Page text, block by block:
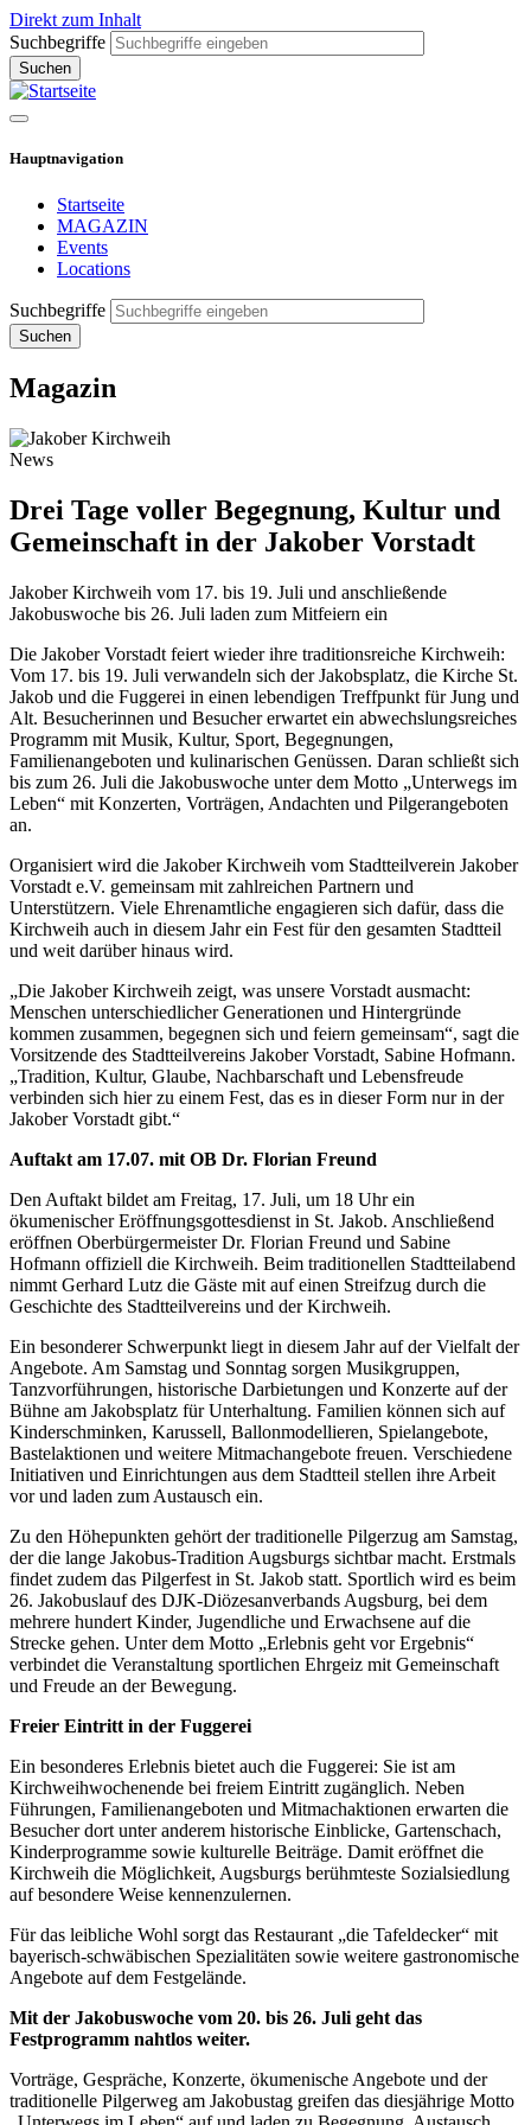
Direkt zum Inhalt
Suchbegriffe
Hauptnavigation
Startseite
MAGAZIN
Events
Locations
Suchbegriffe
Magazin
News
Drei Tage voller Begegnung, Kultur und
Gemeinschaft in der Jakober Vorstadt
Jakober Kirchweih vom 17. bis 19. Juli und anschließende
Jakobuswoche bis 26. Juli laden zum Mitfeiern ein
Die Jakober Vorstadt feiert wieder ihre traditionsreiche Kirchweih:
Vom 17. bis 19. Juli verwandeln sich der Jakobsplatz, die Kirche St.
Jakob und die Fuggerei in einen lebendigen Treffpunkt für Jung und
Alt. Besucherinnen und Besucher erwartet ein abwechslungsreiches
Programm mit Musik, Kultur, Sport, Begegnungen,
Familienangeboten und kulinarischen Genüssen. Daran schließt sich
bis zum 26. Juli die Jakobuswoche unter dem Motto „Unterwegs im
Leben“ mit Konzerten, Vorträgen, Andachten und Pilgerangeboten
an.
Organisiert wird die Jakober Kirchweih vom Stadtteilverein Jakober
Vorstadt e.V. gemeinsam mit zahlreichen Partnern und
Unterstützern. Viele Ehrenamtliche engagieren sich dafür, dass die
Kirchweih auch in diesem Jahr ein Fest für den gesamten Stadtteil
und weit darüber hinaus wird.
„Die Jakober Kirchweih zeigt, was unsere Vorstadt ausmacht:
Menschen unterschiedlicher Generationen und Hintergründe
kommen zusammen, begegnen sich und feiern gemeinsam“, sagt die
Vorsitzende des Stadtteilvereins Jakober Vorstadt, Sabine Hofmann.
„Tradition, Kultur, Glaube, Nachbarschaft und Lebensfreude
verbinden sich hier zu einem Fest, das es in dieser Form nur in der
Jakober Vorstadt gibt.“
Auftakt am 17.07. mit OB Dr. Florian Freund
Den Auftakt bildet am Freitag, 17. Juli, um 18 Uhr ein
ökumenischer Eröffnungsgottesdienst in St. Jakob. Anschließend
eröffnen Oberbürgermeister Dr. Florian Freund und Sabine
Hofmann offiziell die Kirchweih. Beim traditionellen Stadtteilabend
nimmt Gerhard Lutz die Gäste mit auf einen Streifzug durch die
Geschichte des Stadtteilvereins und der Kirchweih.
Ein besonderer Schwerpunkt liegt in diesem Jahr auf der Vielfalt der
Angebote. Am Samstag und Sonntag sorgen Musikgruppen,
Tanzvorführungen, historische Darbietungen und Konzerte auf der
Bühne am Jakobsplatz für Unterhaltung. Familien können sich auf
Kinderschminken, Karussell, Ballonmodellieren, Spielangebote,
Bastelaktionen und weitere Mitmachangebote freuen. Verschiedene
Initiativen und Einrichtungen aus dem Stadtteil stellen ihre Arbeit
vor und laden zum Austausch ein.
Zu den Höhepunkten gehört der traditionelle Pilgerzug am Samstag,
der die lange Jakobus-Tradition Augsburgs sichtbar macht. Erstmals
findet zudem das Pilgerfest in St. Jakob statt. Sportlich wird es beim
26. Jakobuslauf des DJK-Diözesanverbands Augsburg, bei dem
mehrere hundert Kinder, Jugendliche und Erwachsene auf die
Strecke gehen. Unter dem Motto „Erlebnis geht vor Ergebnis“
verbindet die Veranstaltung sportlichen Ehrgeiz mit Gemeinschaft
und Freude an der Bewegung.
Freier Eintritt in der Fuggerei
Ein besonderes Erlebnis bietet auch die Fuggerei: Sie ist am
Kirchweihwochenende bei freiem Eintritt zugänglich. Neben
Führungen, Familienangeboten und Mitmachaktionen erwarten die
Besucher dort unter anderem historische Einblicke, Gartenschach,
Kinderprogramme sowie kulturelle Beiträge. Damit eröffnet die
Kirchweih die Möglichkeit, Augsburgs berühmteste Sozialsiedlung
auf besondere Weise kennenzulernen.
Für das leibliche Wohl sorgt das Restaurant „die Tafeldecker“ mit
bayerisch-schwäbischen Spezialitäten sowie weitere gastronomische
Angebote auf dem Festgelände.
Mit der Jakobuswoche vom 20. bis 26. Juli geht das
Festprogramm nahtlos weiter.
Vorträge, Gespräche, Konzerte, ökumenische Angebote und der
traditionelle Pilgerweg am Jakobustag greifen das diesjährige Motto